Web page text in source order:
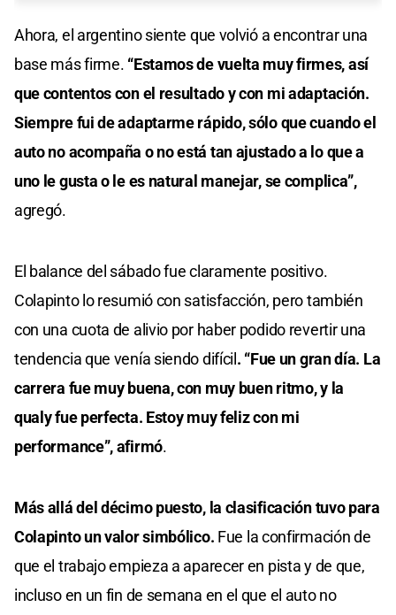
Ahora, el argentino siente que volvió a encontrar una
base más firme. “Estamos de vuelta muy firmes, así
que contentos con el resultado y con mi adaptación.
Siempre fui de adaptarme rápido, sólo que cuando el
auto no acompaña o no está tan ajustado a lo que a
uno le gusta o le es natural manejar, se complica”,
agregó.
El balance del sábado fue claramente positivo.
Colapinto lo resumió con satisfacción, pero también
con una cuota de alivio por haber podido revertir una
tendencia que venía siendo difícil. “Fue un gran día. La
carrera fue muy buena, con muy buen ritmo, y la
qualy fue perfecta. Estoy muy feliz con mi
performance”, afirmó.
Más allá del décimo puesto, la clasificación tuvo para
Colapinto un valor simbólico. Fue la confirmación de
que el trabajo empieza a aparecer en pista y de que,
incluso en un fin de semana en el que el auto no